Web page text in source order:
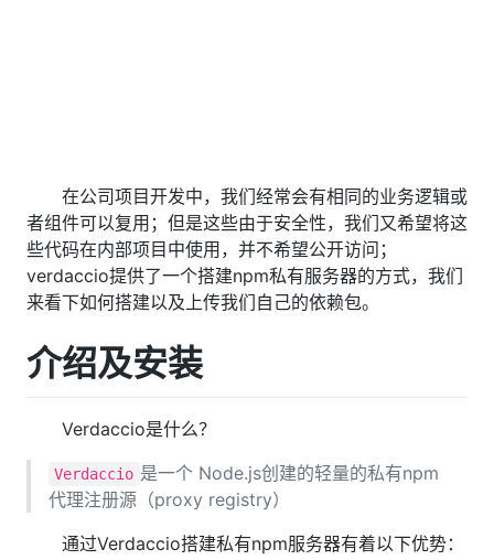
在公司项目开发中，我们经常会有相同的业务逻辑或
者组件可以复用；但是这些由于安全性，我们又希望将这
些代码在内部项目中使用，并不希望公开访问；
verdaccio提供了一个搭建npm私有服务器的方式，我们
来看下如何搭建以及上传我们自己的依赖包。
介绍及安装
Verdaccio是什么？
Verdaccio 是一个 Node.js创建的轻量的私有npm
代理注册源（proxy registry）
通过Verdaccio搭建私有npm服务器有着以下优势：